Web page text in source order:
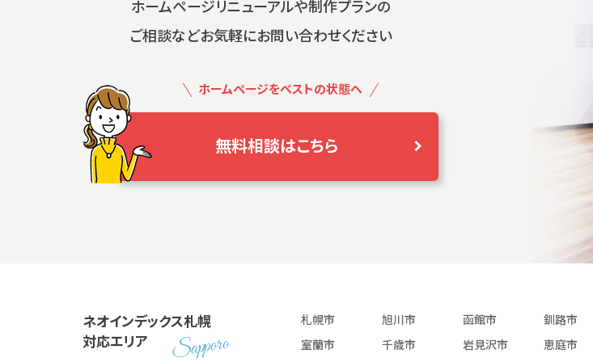
ホームページリニューアルや制作プランの
ご相談などお気軽にお問い合わせください
ホームページをベストの状態へ
無料相談はこちら
ネオインデックス札幌
対応エリア
札幌市 旭川市 函館市 釧路市
室蘭市
千歳市 岩見沢市 恵庭市